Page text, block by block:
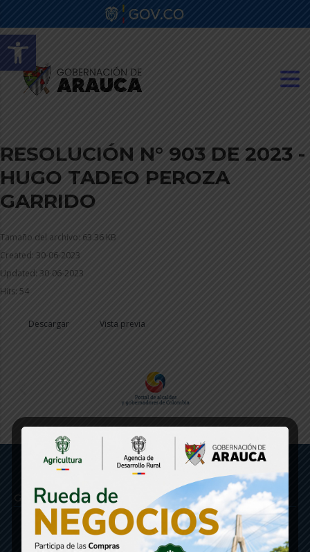
Abrir barra de herramientas
RESOLUCIÓN N° 903 DE 2023 -
HUGO TADEO PEROZA
GARRIDO
Tamaño del archivo: 63.36 KB
Created: 30-06-2023
Updated: 30-06-2023
Hits: 54
Descargar Vista previa
Gobernación de Arauca